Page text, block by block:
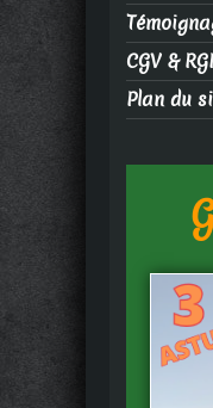
CGV &
Plan du